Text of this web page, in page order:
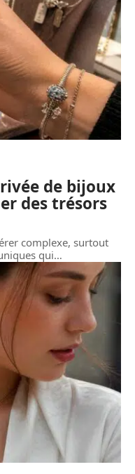
de bijoux
des trésors
complexe, surtout
qui…